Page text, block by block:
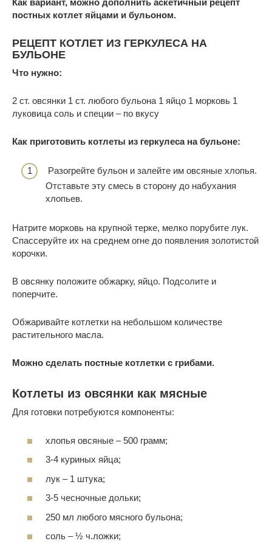
постных котлет яйцами и бульоном.
РЕЦЕПТ КОТЛЕТ ИЗ ГЕРКУЛЕСА НА
БУЛЬОНЕ
Что нужно:
2 ст. овсянки 1 ст. любого бульона 1 яйцо 1 морковь 1
луковица соль и специи – по вкусу
Как приготовить котлеты из геркулеса на бульоне:
Разогрейте бульон и залейте им овсяные хлопья.
Отставьте эту смесь в сторону до набухания
хлопьев.
Натрите морковь на крупной терке, мелко порубите лук.
Спассеруйте их на среднем огне до появления золотистой
корочки.
В овсянку положите обжарку, яйцо. Подсолите и
поперчите.
Обжаривайте котлетки на небольшом количестве
растительного масла.
Можно сделать постные котлетки с грибами.
Котлеты из овсянки как мясные
Для готовки потребуются компоненты:
хлопья овсяные – 500 грамм;
3-4 куриных яйца;
лук – 1 штука;
3-5 чесночные дольки;
250 мл любого мясного бульона;
соль – ½ ч.ложки;